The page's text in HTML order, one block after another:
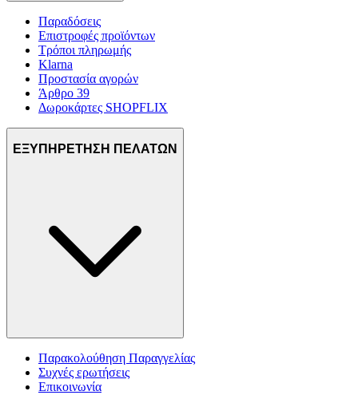
Παραδόσεις
Επιστροφές προϊόντων
Τρόποι πληρωμής
Klarna
Προστασία αγορών
Άρθρο 39
Δωροκάρτες SHOPFLIX
ΕΞΥΠΗΡΕΤΗΣΗ ΠΕΛΑΤΩΝ
Παρακολούθηση Παραγγελίας
Συχνές ερωτήσεις
Επικοινωνία